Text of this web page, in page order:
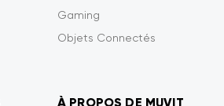
Gaming
Objets Connectés
À PROPOS DE MUVIT